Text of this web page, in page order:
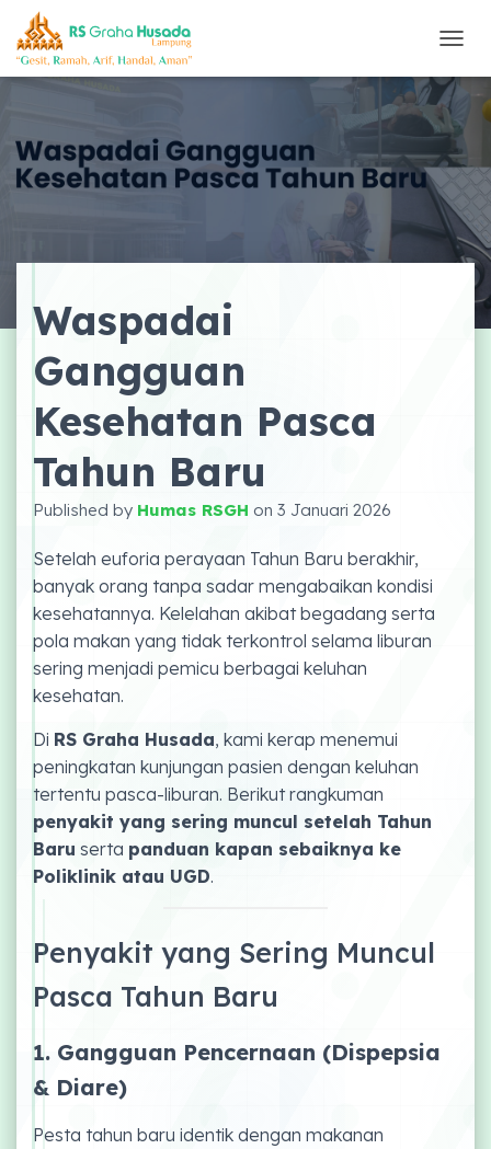
O
G
G
L
E
V
G
Waspadai
Gangguan
Kesehatan Pasca
Tahun Baru
Published by Humas RSGH on 3 Januari 2026
Setelah euforia perayaan Tahun Baru berakhir,
banyak orang tanpa sadar mengabaikan kondisi
kesehatannya. Kelelahan akibat begadang serta
pola makan yang tidak terkontrol selama liburan
sering menjadi pemicu berbagai keluhan
kesehatan.
Di RS Graha Husada, kami kerap menemui
peningkatan kunjungan pasien dengan keluhan
tertentu pasca-liburan. Berikut rangkuman
penyakit yang sering muncul setelah Tahun
Baru serta panduan kapan sebaiknya ke
Poliklinik atau UGD.
Penyakit yang Sering Muncul
Pasca Tahun Baru
1. Gangguan Pencernaan (Dispepsia
& Diare)
Pesta tahun baru identik dengan makanan